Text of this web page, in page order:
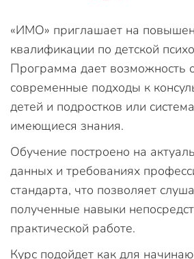
«ИМО» приглашает на
квалификации по детской
Программа дает возможность
современные подходы к
детей и подростков или
имеющиеся знания.
Обучение построено на
данных и требованиях
стандарта, что позволяет
полученные навыки
практической работе.
Курс подойдет как для